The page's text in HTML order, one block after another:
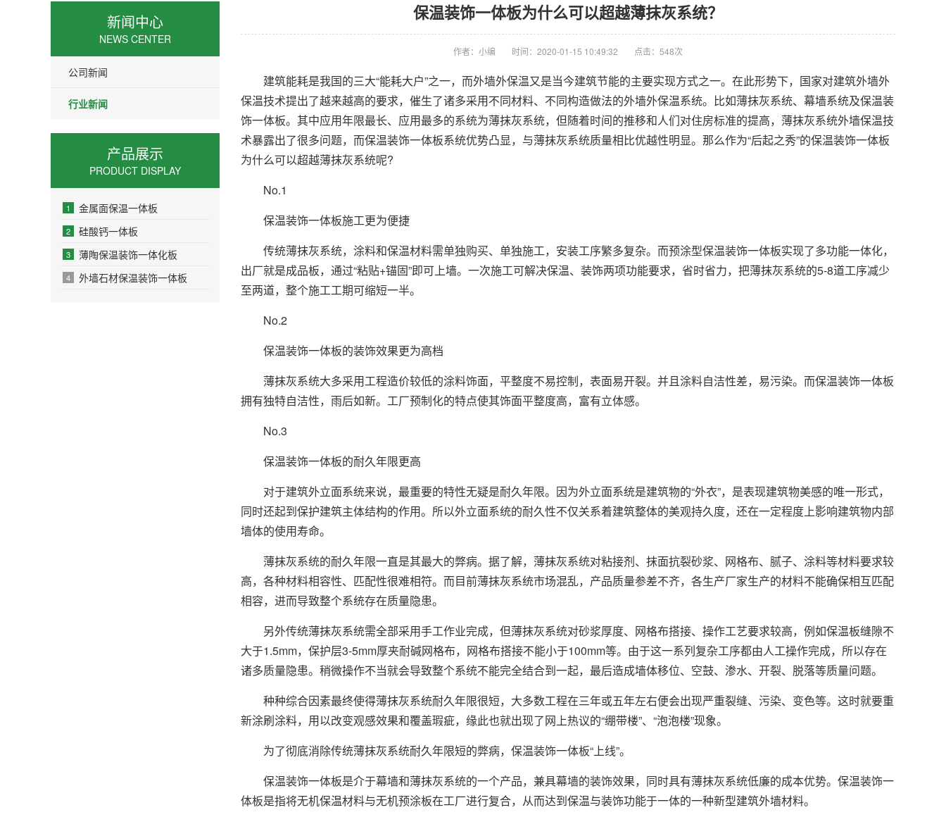
新闻中心
NEWS CENTER
公司新闻
行业新闻
产品展示
PRODUCT DISPLAY
1 金属面保温一体板
2 硅酸钙一体板
3 薄陶保温装饰一体化板
4 外墙石材保温装饰一体板
保温装饰一体板为什么可以超越薄抹灰系统？
作者：小编 时间：2020-01-15 10:49:32 点击： 548次
建筑能耗是我国的三大“能耗大户”之一，而外墙外保温又是当今建筑节能的主要实现方式之一。在此形势下，国家对建筑外墙外
保温技术提出了越来越高的要求，催生了诸多采用不同材料、不同构造做法的外墙外保温系统。比如薄抹灰系统、幕墙系统及保温装
饰一体板。其中应用年限最长、应用最多的系统为薄抹灰系统，但随着时间的推移和人们对住房标准的提高，薄抹灰系统外墙保温技
术暴露出了很多问题，而保温装饰一体板系统优势凸显，与薄抹灰系统质量相比优越性明显。那么作为“后起之秀”的保温装饰一体板
为什么可以超越薄抹灰系统呢?
No.1
保温装饰一体板施工更为便捷
传统薄抹灰系统，涂料和保温材料需单独购买、单独施工，安装工序繁多复杂。而预涂型保温装饰一体板实现了多功能一体化，
出厂就是成品板，通过“粘贴+锚固”即可上墙。一次施工可解决保温、装饰两项功能要求，省时省力，把薄抹灰系统的5-8道工序减少
至两道，整个施工工期可缩短一半。
No.2
保温装饰一体板的装饰效果更为高档
薄抹灰系统大多采用工程造价较低的涂料饰面，平整度不易控制，表面易开裂。并且涂料自洁性差，易污染。而保温装饰一体板
拥有独特自洁性，雨后如新。工厂预制化的特点使其饰面平整度高，富有立体感。
No.3
保温装饰一体板的耐久年限更高
对于建筑外立面系统来说，最重要的特性无疑是耐久年限。因为外立面系统是建筑物的“外衣”，是表现建筑物美感的唯一形式，
同时还起到保护建筑主体结构的作用。所以外立面系统的耐久性不仅关系着建筑整体的美观持久度，还在一定程度上影响建筑物内部
墙体的使用寿命。
薄抹灰系统的耐久年限一直是其最大的弊病。据了解，薄抹灰系统对粘接剂、抹面抗裂砂浆、网格布、腻子、涂料等材料要求较
高，各种材料相容性、匹配性很难相符。而目前薄抹灰系统市场混乱，产品质量参差不齐，各生产厂家生产的材料不能确保相互匹配
相容，进而导致整个系统存在质量隐患。
另外传统薄抹灰系统需全部采用手工作业完成，但薄抹灰系统对砂浆厚度、网格布搭接、操作工艺要求较高，例如保温板缝隙不
大于1.5mm，保护层3-5mm厚夹耐碱网格布，网格布搭接不能小于100mm等。由于这一系列复杂工序都由人工操作完成，所以存在
诸多质量隐患。稍微操作不当就会导致整个系统不能完全结合到一起，最后造成墙体移位、空鼓、渗水、开裂、脱落等质量问题。
种种综合因素最终使得薄抹灰系统耐久年限很短，大多数工程在三年或五年左右便会出现严重裂缝、污染、变色等。这时就要重
新涂刷涂料，用以改变观感效果和覆盖瑕疵，缘此也就出现了网上热议的“绷带楼”、“泡泡楼”现象。
为了彻底消除传统薄抹灰系统耐久年限短的弊病，保温装饰一体板“上线”。
保温装饰一体板是介于幕墙和薄抹灰系统的一个产品，兼具幕墙的装饰效果，同时具有薄抹灰系统低廉的成本优势。保温装饰一
体板是指将无机保温材料与无机预涂板在工厂进行复合，从而达到保温与装饰功能于一体的一种新型建筑外墙材料。